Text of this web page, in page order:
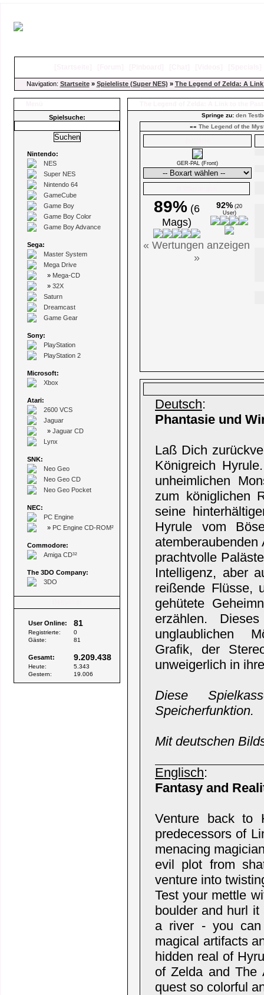
Navigation: Startseite» Spieleliste (Super NES) » The Legend of Zelda: A
Spielsuche:
Nintendo:
NES
Super NES
Nintendo 64
GameCube
Game Boy
Game Boy Color
Game Boy Advance
Sega:
Master System
Mega Drive
» Mega-CD
» 32X
Saturn
Dreamcast
Game Gear
Sony:
PlayStation
PlayStation 2
Microsoft:
Xbox
Atari:
2600 VCS
Jaguar
» Jaguar CD
Lynx
SNK:
Neo Geo
Neo Geo CD
Neo Geo Pocket
NEC:
PC Engine
» PC Engine CD-ROM²
Commodore:
Amiga CD³²
The 3DO Company:
3DO
User Online: 81
Registrierte:
0
Gäste:
81
Gesamt: 9.209.438
Heute:
5.343
Gestern:
19.006
Springe zu: den
«« The Legend of the
GER-PAL (Front)
89% (6
Mags)
92% (20
User)
« Wertungen anzeigen
»
Deutsch:
Phantasie und
Laß Dich
Königreich
unheimlichen
zum königlichen
seine
Hyrule vom
prachtvolle
Intelligenz, aber
reißende Flüsse,
gehütete
erzählen.
unglaublichen
Grafik, der
unweigerlich in
Diese
Speicherfunktion.
Mit deutschen
Englisch:
Fantasy and
Venture back to
predecessors of
menacing
evil plot from
venture into
Test your mettle
boulder and hurl
a river - you can
magical artifacts
hidden real of
of Zelda and The
quest so colorful